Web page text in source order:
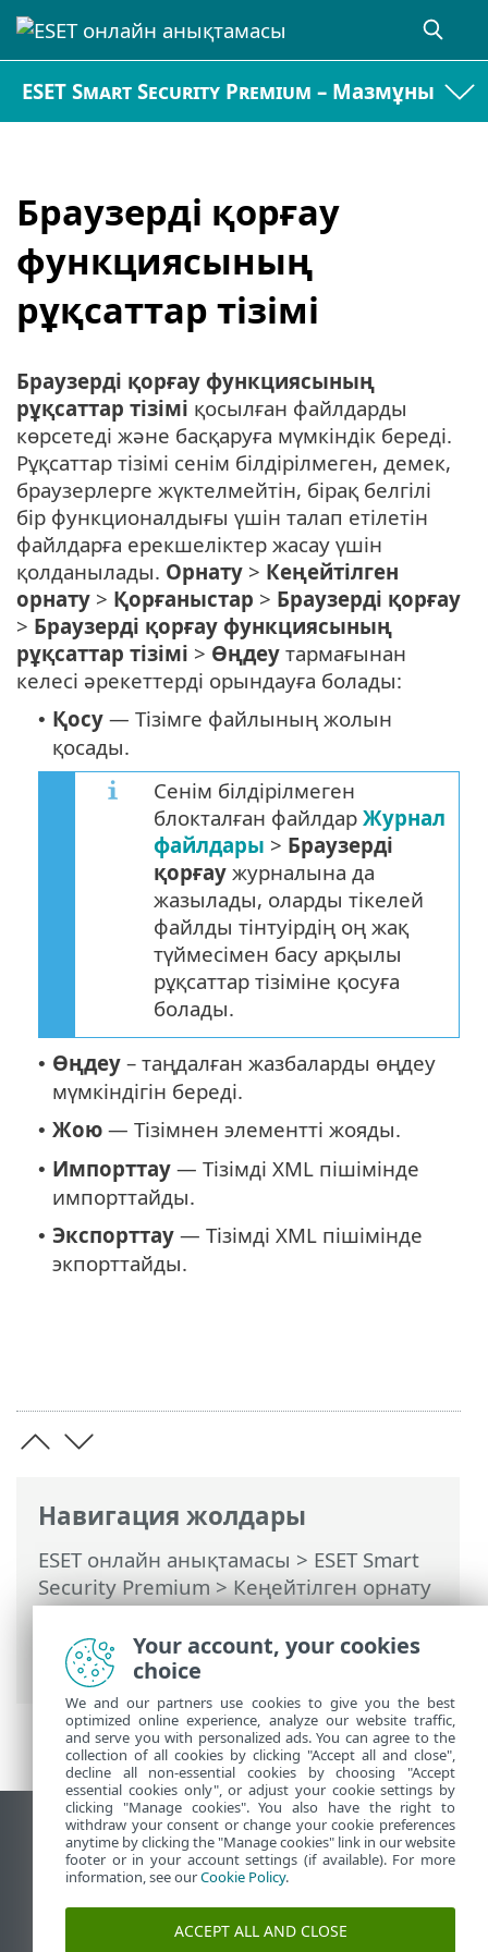
ESET Smart Security Premium – Мазмұны
Браузерді қорғау
функциясының
рұқсаттар тізімі
Навигация жолдары
ESET онлайн анықтамасы > ESET Smart
Security Premium>Кеңейтілген орнату
>Қорғаныстар>Браузер қорғау>
Браузерді қорғау функциясының
рұқсаттар тізімі
Браузерді қорғау функциясының
рұқсаттар тізімі қосылған файлдарды
көрсетеді және басқаруға мүмкіндік береді.
Рұқсаттар тізімі сенім білдірілмеген, демек,
браузерлерге жүктелмейтін, бірақ белгілі
бір функционалдығы үшін талап етілетін
файлдарға ерекшеліктер жасау үшін
қолданылады. Орнату > Кеңейтілген
орнату > Қорғаныстар > Браузерді қорғау
> Браузерді қорғау функциясының
рұқсаттар тізімі > Өңдеу тармағынан
келесі әрекеттерді орындауға болады:
• Қосу — Тізімге файлының жолын
қосады.
Сенім білдірілмеген
блокталған файлдар Журнал
файлдары > Браузерді
қорғау журналына да
жазылады, оларды тікелей
файлды тінтуірдің оң жақ
түймесімен басу арқылы
рұқсаттар тізіміне қосуға
болады.
• Өңдеу – таңдалған жазбаларды өңдеу
мүмкіндігін береді.
• Жою — Тізімнен элементті жояды.
• Импорттау — Тізімді XML пішімінде
импорттайды.
• Экспорттау — Тізімді XML пішімінде
экпорттайды.
Жұмыс үстеліндегі сайтты қарау
End of Life
ESET білім қоры
ESET форумы
ESET Status Portal
Your account, your cookies
choice
We and our partners use cookies to give you the best
optimized online experience, analyze our website traffic,
and serve you with personalized ads. You can agree to the
collection of all cookies by clicking "Accept all and close",
decline all non-essential cookies by choosing "Accept
essential cookies only", or adjust your cookie settings by
clicking "Manage cookies". You also have the right to
withdraw your consent or change your cookie preferences
anytime by clicking the "Manage cookies" link in our website
footer or in your account settings (if available). For more
information, see ourCookie Policy.
ACCEPT ALL AND CLOSE